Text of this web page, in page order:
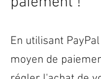
En utilisant
moyen de